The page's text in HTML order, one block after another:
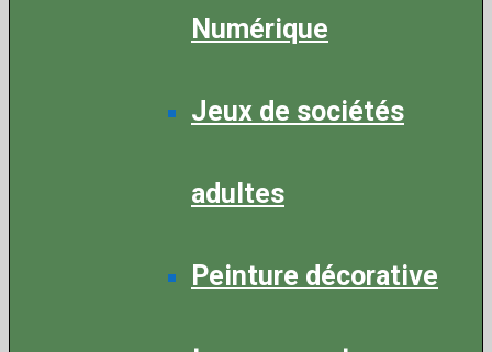
Numérique
Jeux de sociétés
adultes
Peinture décorative